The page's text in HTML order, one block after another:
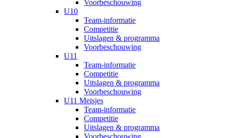
Voorbeschouwing
U10
Team-informatie
Competitie
Uitslagen & programma
Voorbeschouwing
U11
Team-informatie
Competitie
Uitslagen & programma
Voorbeschouwing
U11 Meisjes
Team-informatie
Competitie
Uitslagen & programma
Voorbeschouwing